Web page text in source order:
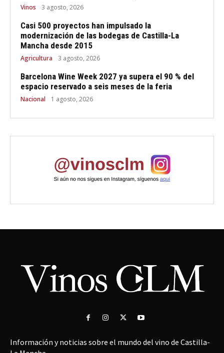
Vinos 3 agosto, 2026
Casi 500 proyectos han impulsado la
modernización de las bodegas de Castilla-La
Mancha desde 2015
Agricultura 3 agosto, 2026
Barcelona Wine Week 2027 ya supera el 90 % del
espacio reservado a seis meses de la feria
Nacional 1 agosto, 2026
Información y noticias sobre el mundo del vino de Castilla-